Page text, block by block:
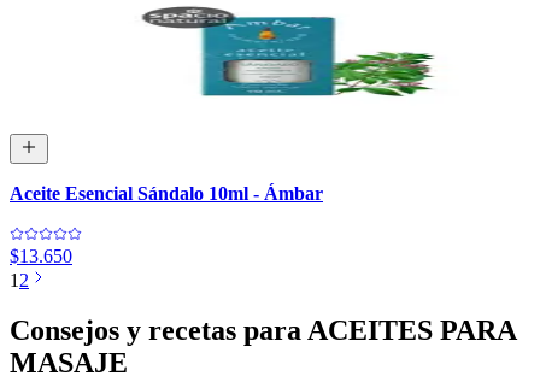
Aceite Esencial Sándalo 10ml - Ámbar
$13.650
1 2
Consejos y recetas para ACEITES PARA
MASAJE